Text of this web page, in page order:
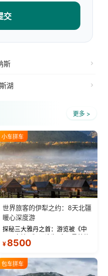
交
斯
湖
更多 >
小车拼车
世界旅客的伊犁之约：8天北疆
暖心深度游
探秘三大雅丹之首：游览被《中
三大雅丹”第一名的克拉玛依魔鬼
瓦人最大村落——禾木村，欣赏
晨雾与小木...
¥ 8500
包车拼车